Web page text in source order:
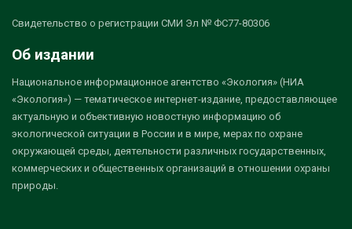
Свидетельство о регистрации СМИ Эл № ФС77-80306
Об издании
Национальное информационное агентство «Экология» (НИА
«Экология») — тематическое интернет-издание, предоставляющее
актуальную и объективную новостную информацию об
экологической ситуации в России и в мире, мерах по охране
окружающей среды, деятельности различных государственных,
коммерческих и общественных организаций в отношении охраны
природы.